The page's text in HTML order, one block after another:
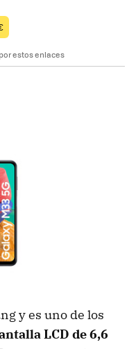
estos enlaces
y es uno de los
LCD de 6,6